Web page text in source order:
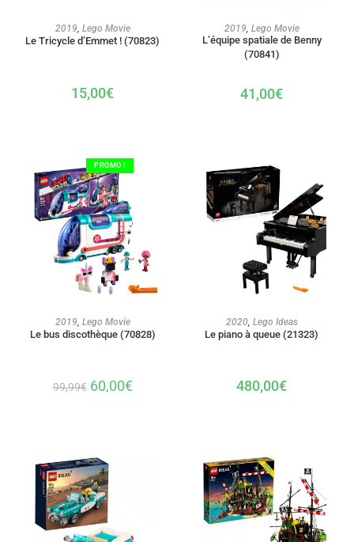
AJOUTER AU PANIER
2019, Lego Movie
Le Tricycle d’Emmet ! (70823)
15,00€
AJOUTER AU PANIER
2019, Lego Movie
L’équipe spatiale de Benny
(70841)
41,00€
PROMO !
AJOUTER AU PANIER
2019 Lego Movie
Le bus discothèque (70828)
99,99€ 60,00€
2020, Lego Ideas
Le piano à queue (21323)
480,00€